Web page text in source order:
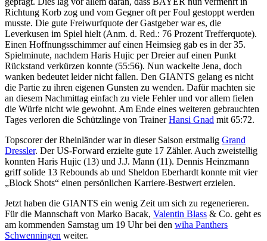
Richtung Korb zog und vom Gegner oft per Foul gestoppt werden
musste. Die gute Freiwurfquote der Gastgeber war es, die
Leverkusen im Spiel hielt (Anm. d. Red.: 76 Prozent Trefferquote).
Einen Hoffnungsschimmer auf einen Heimsieg gab es in der 35.
Spielminute, nachdem Haris Hujic per Dreier auf einen Punkt
Rückstand verkürzen konnte (55:56). Nun wackelte Jena, doch
wanken bedeutet leider nicht fallen. Den GIANTS gelang es nicht
die Partie zu ihren eigenen Gunsten zu wenden. Dafür machten sie
an diesem Nachmittag einfach zu viele Fehler und vor allem fielen
die Würfe nicht wie gewohnt. Am Ende eines weiteren gebrauchten
Tages verloren die Schützlinge von TrainerHansi Gnad mit 65:72.
Topscorer der Rheinländer war in dieser Saison erstmalig Grand
Dressler. Der US-Forward erzielte gute 17 Zähler. Auch zweistellig
konnten Haris Hujic (13) und J.J. Mann (11). Dennis Heinzmann
griff solide 13 Rebounds ab und Sheldon Eberhardt konnte mit vier
„Block Shots“ einen persönlichen Karriere-Bestwert erzielen.
Jetzt haben die GIANTS ein wenig Zeit um sich zu regenerieren.
Für die Mannschaft von Marko Bacak, Valentin Blass & Co. geht es
am kommenden Samstag um 19 Uhr bei den wiha Panthers
Schwenningen weiter.